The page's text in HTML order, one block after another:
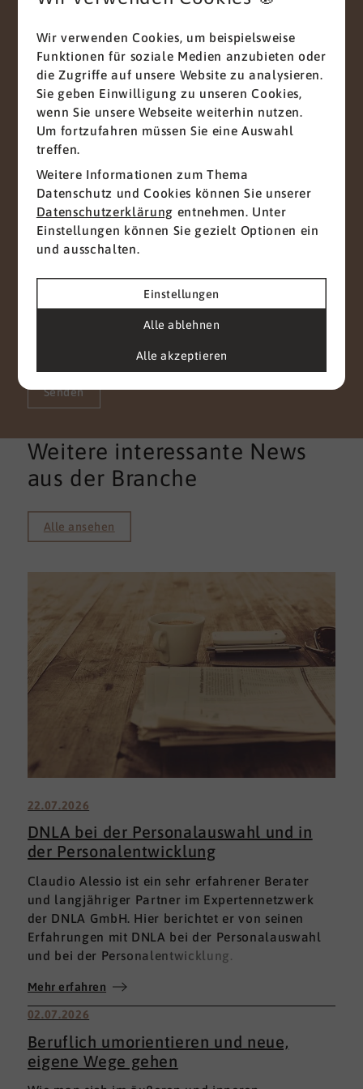
Datenschutzerklärungzur Kenntnis genommen
haben.
Wir nehmen den Schutz Ihrer Daten ernst. Alle
Informationen, die Sie über dieses
vertraulich behandelt. Wir garantieren, dass Ihre
persönlichen Daten nicht an Dritte
weitergegeben, verkauft oder anderweitig
missbraucht werden.
Vielen Dank für Ihr Vertrauen.
Senden
Weitere interessante News
aus der Branche
Alle ansehen
22.07.2026
DNLA bei der Personalauswahl und in
der Personalentwicklung
Claudio Alessio ist ein sehr erfahrener Berater
und langjähriger Partner im Expertennetzwerk
der DNLA GmbH. Hier berichtet er von seinen
Erfahrungen mit DNLA bei der Personalauswahl
und bei der Personalentwicklung.
Mehr erfahren
02.07.2026
Beruflich umorientieren und neue,
eigene Wege gehen
Wir verwenden Cookies, um beispielsweise
Funktionen für soziale Medien anzubieten oder
die Zugriffe auf unsere Website zu analysieren.
Sie geben Einwilligung zu unseren Cookies,
wenn Sie unsere Webseite weiterhin nutzen.
Um fortzufahren müssen Sie eine Auswahl
treffen.
Weitere Informationen zum Thema
Datenschutz und Cookies können Sie unserer
Datenschutzerklärung entnehmen. Unter
Einstellungen können Sie gezielt Optionen ein
und ausschalten.
Einstellungen
Alle ablehnen
Alle akzeptieren